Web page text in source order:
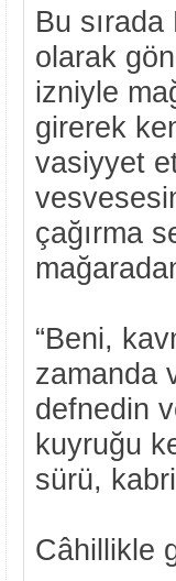
Bu
olarak
izniyle
girerek
vasiyyet
çağırma
“Beni,
zamanda
defnedin
kuyruğu
sürü,
Câhillikle